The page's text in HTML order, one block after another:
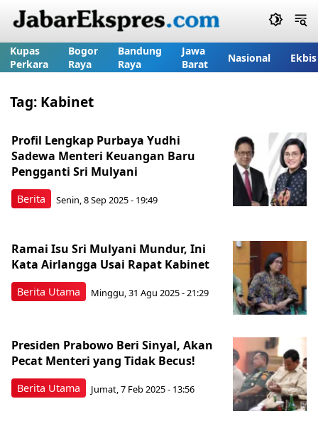
Kupas
Perkara
Bogor
Raya
Bandung
Raya
Jawa
Barat
Nasional Ekbis
Tag: Kabinet
Berita
Profil Lengkap Purbaya Yudhi
Sadewa Menteri Keuangan Baru
Pengganti Sri Mulyani
Senin, 8 Sep 2025 - 19:49
Berita Utama
Ramai Isu Sri Mulyani Mundur, Ini
Kata Airlangga Usai Rapat Kabinet
Minggu, 31 Agu 2025 - 21:29
Berita Utama
Presiden Prabowo Beri Sinyal, Akan
Pecat Menteri yang Tidak Becus!
Jumat, 7 Feb 2025 - 13:56